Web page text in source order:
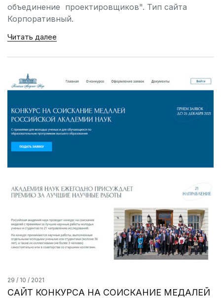
объединение проектировщиков". Тип сайта
Корпоративный.
Читать далее
29 / 10 / 2021
САЙТ КОНКУРСА НА СОИСКАНИЕ МЕДАЛЕЙ